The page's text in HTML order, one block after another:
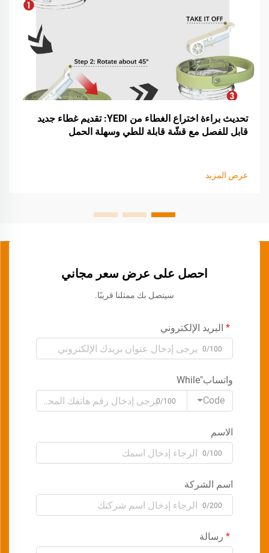
تحديث براءة اختراع الغطاء من YEDI: تقديم غطاء جديد
قابل للفصل مع قشّة قابلة للطي وسهلة الحمل
عرض المزيد
احصل على عرض سعر مجاني
سيتصل بك ممثلنا قريبًا.
البريد الإلكتروني
0/100
واتساب"While
Code
0/100
الاسم
0/100
اسم الشركة
0/200
رسالة